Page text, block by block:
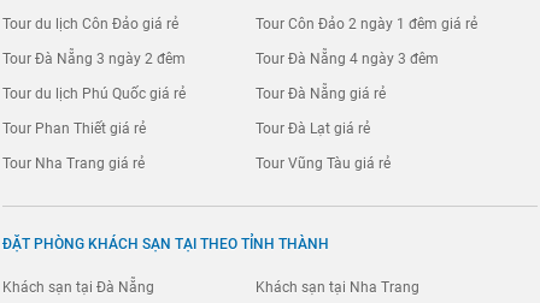
Tour du lịch Côn Đảo giá rẻ Tour Côn Đảo 2 ngày 1 đêm giá rẻ
Tour Đà Nẵng 3 ngày 2 đêm Tour Đà Nẵng 4 ngày 3 đêm
Tour du lịch Phú Quốc giá rẻ Tour Đà Nẵng giá rẻ
Tour Phan Thiết giá rẻ Tour Đà Lạt giá rẻ
Tour Nha Trang giá rẻ Tour Vũng Tàu giá rẻ
ĐẶT PHÒNG KHÁCH SẠN TẠI THEO TỈNH THÀNH
Khách sạn tại Đà Nẵng Khách sạn tại Nha Trang